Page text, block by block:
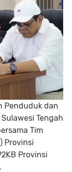
Penduduk dan
Tengah
Tim
Provinsi
Provinsi